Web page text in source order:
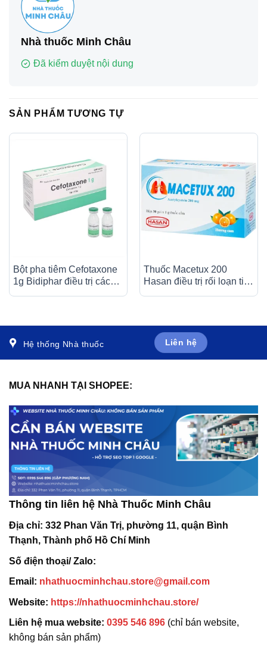
Nhà thuốc Minh Châu
Đã kiểm duyệt nội dung
SẢN PHẨM TƯƠNG TỰ
Bột pha tiêm Cefotaxone
1g Bidiphar điều trị các
Thuốc Macetux 200
Hasan điều trị rối loạn tiết
Hệ thống Nhà thuốc Liên hệ
MUA NHANH TẠI SHOPEE:
Thông tin liên hệ Nhà Thuốc Minh Châu
Địa chỉ: 332 Phan Văn Trị, phường 11, quận Bình
Thạnh, Thành phố Hồ Chí Minh
Số điện thoại/ Zalo:
Email: nhathuocminhchau.store@gmail.com
Website: https://nhathuocminhchau.store/
Liên hệ mua website: 0395 546 896 (chỉ bán website,
không bán sản phẩm)